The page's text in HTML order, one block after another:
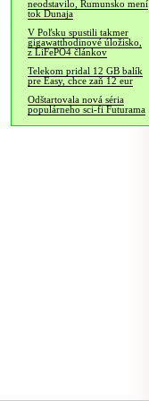
neodstavilo, Rumunsko mení
tok Dunaja
V Poľsku spustili takmer
gigawatthodinové úložisko,
z LiFePO4 článkov
Telekom pridal 12 GB balík
pre Easy, chce zaň 12 eur
Odštartovala nová séria
populárneho sci-fi Futurama